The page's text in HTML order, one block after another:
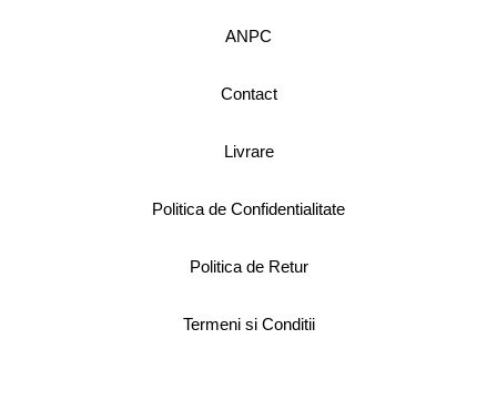
ANPC
Contact
Livrare
Politica de Confidentialitate
Politica de Retur
Termeni si Conditii